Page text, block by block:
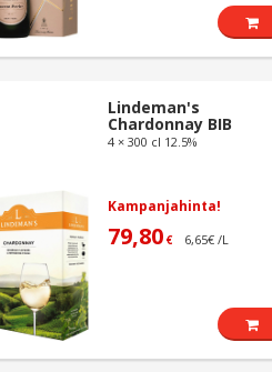
Lindeman's
Chardonnay BIB
4 × 300 cl 12.5%
Kampanjahinta!
79,80 € 6,65€ /L